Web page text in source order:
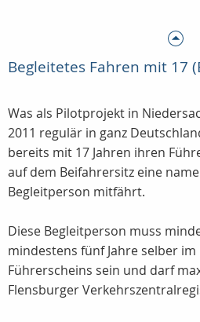
Begleitetes Fahren mit 17
Was als Pilotprojekt in
2011 regulär in ganz
bereits mit 17 Jahren ihren
auf dem Beifahrersitz eine
Begleitperson mitfährt.
Diese Begleitperson muss
mindestens fünf Jahre selber im
Führerscheins sein und darf
Flensburger